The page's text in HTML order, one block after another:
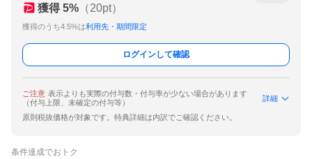
獲得 5% （20pt）
獲得のうち4.5%は利用先・期間限定
ログインして確認
ご注意 表示よりも実際の付与数・付与率が少ない場合があります
（付与上限、未確定の付与等）
詳細
原則税抜価格が対象です。特典詳細は内訳でご確認ください。
条件達成でおトク